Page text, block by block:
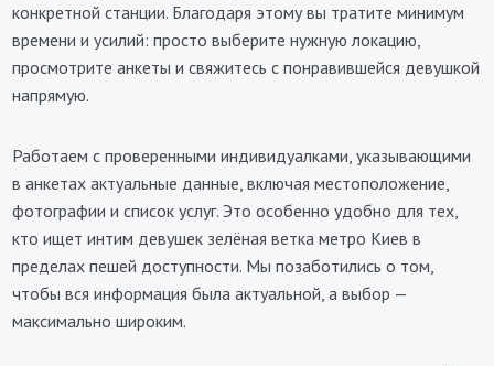
конкретной станции. Благодаря этому вы тратите минимум
времени и усилий: просто выберите нужную локацию,
просмотрите анкеты и свяжитесь с понравившейся девушкой
напрямую.
Работаем с проверенными индивидуалками, указывающими
в анкетах актуальные данные, включая местоположение,
фотографии и список услуг. Это особенно удобно для тех,
кто ищет интим девушек зелёная ветка метро Киев в
пределах пешей доступности. Мы позаботились о том,
чтобы вся информация была актуальной, а выбор —
максимально широким.